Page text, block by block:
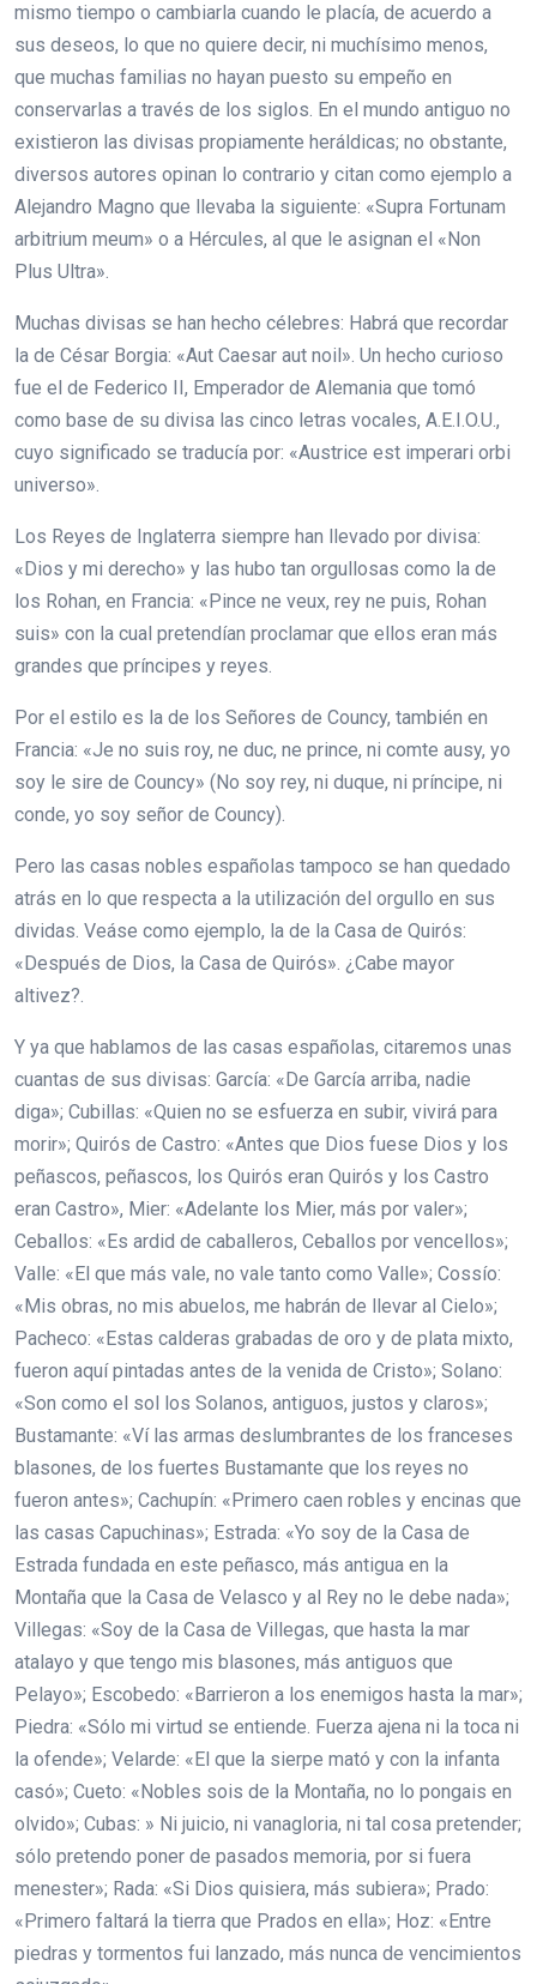
mismo tiempo o cambiarla cuando le placía, de acuerdo a
sus deseos, lo que no quiere decir, ni muchísimo menos,
que muchas familias no hayan puesto su empeño en
conservarlas a través de los siglos. En el mundo antiguo no
existieron las divisas propiamente heráldicas; no obstante,
diversos autores opinan lo contrario y citan como ejemplo a
Alejandro Magno que llevaba la siguiente: «Supra Fortunam
arbitrium meum» o a Hércules, al que le asignan el «Non
Plus Ultra».
Muchas divisas se han hecho célebres: Habrá que recordar
la de César Borgia: «Aut Caesar aut noil». Un hecho curioso
fue el de Federico II, Emperador de Alemania que tomó
como base de su divisa las cinco letras vocales, A.E.I.O.U.,
cuyo significado se traducía por: «Austrice est imperari orbi
universo».
Los Reyes de Inglaterra siempre han llevado por divisa:
«Dios y mi derecho» y las hubo tan orgullosas como la de
los Rohan, en Francia: «Pince ne veux, rey ne puis, Rohan
suis» con la cual pretendían proclamar que ellos eran más
grandes que príncipes y reyes.
Por el estilo es la de los Señores de Councy, también en
Francia: «Je no suis roy, ne duc, ne prince, ni comte ausy, yo
soy le sire de Councy» (No soy rey, ni duque, ni príncipe, ni
conde, yo soy señor de Councy).
Pero las casas nobles españolas tampoco se han quedado
atrás en lo que respecta a la utilización del orgullo en sus
dividas. Veáse como ejemplo, la de la Casa de Quirós:
«Después de Dios, la Casa de Quirós». ¿Cabe mayor
altivez?.
Y ya que hablamos de las casas españolas, citaremos unas
cuantas de sus divisas: García: «De García arriba, nadie
diga»; Cubillas: «Quien no se esfuerza en subir, vivirá para
morir»; Quirós de Castro: «Antes que Dios fuese Dios y los
peñascos, peñascos, los Quirós eran Quirós y los Castro
eran Castro», Mier: «Adelante los Mier, más por valer»;
Ceballos: «Es ardid de caballeros, Ceballos por vencellos»;
Valle: «El que más vale, no vale tanto como Valle»; Cossío:
«Mis obras, no mis abuelos, me habrán de llevar al Cielo»;
Pacheco: «Estas calderas grabadas de oro y de plata mixto,
fueron aquí pintadas antes de la venida de Cristo»; Solano:
«Son como el sol los Solanos, antiguos, justos y claros»;
Bustamante: «Ví las armas deslumbrantes de los franceses
blasones, de los fuertes Bustamante que los reyes no
fueron antes»; Cachupín: «Primero caen robles y encinas que
las casas Capuchinas»; Estrada: «Yo soy de la Casa de
Estrada fundada en este peñasco, más antigua en la
Montaña que la Casa de Velasco y al Rey no le debe nada»;
Villegas: «Soy de la Casa de Villegas, que hasta la mar
atalayo y que tengo mis blasones, más antiguos que
Pelayo»; Escobedo: «Barrieron a los enemigos hasta la mar»;
Piedra: «Sólo mi virtud se entiende. Fuerza ajena ni la toca ni
la ofende»; Velarde: «El que la sierpe mató y con la infanta
casó»; Cueto: «Nobles sois de la Montaña, no lo pongais en
olvido»; Cubas: » Ni juicio, ni vanagloria, ni tal cosa pretender;
sólo pretendo poner de pasados memoria, por si fuera
menester»; Rada: «Si Dios quisiera, más subiera»; Prado:
«Primero faltará la tierra que Prados en ella»; Hoz: «Entre
piedras y tormentos fui lanzado, más nunca de vencimientos